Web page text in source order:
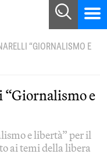
“GIORNALISMO E
e
e libertà” per il
ai temi della libera